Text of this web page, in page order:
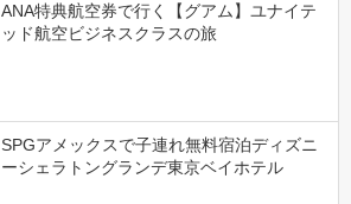
ANA特典航空券で行く【グアム】ユナイテ
ッド航空ビジネスクラスの旅
SPGアメックスで子連れ無料宿泊ディズニ
ーシェラトングランデ東京ベイホテル